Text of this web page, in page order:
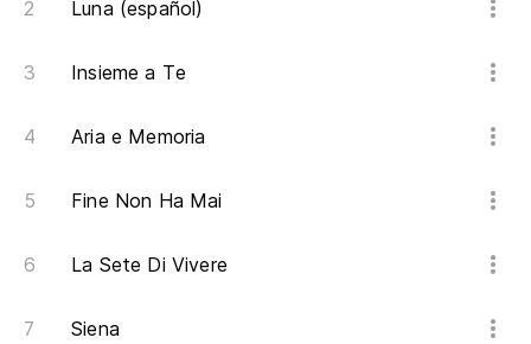
Luna (español)
Insieme a Te
Aria e Memoria
Fine Non Ha Mai
La Sete Di Vivere
Siena